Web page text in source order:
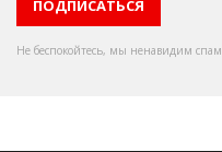
Не беспокойтесь, мы ненавидим спам